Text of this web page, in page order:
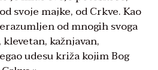
svoje majke, od Crkve. Kao
od mnogih svoga
kažnjavan,
udesu križa kojim Bog